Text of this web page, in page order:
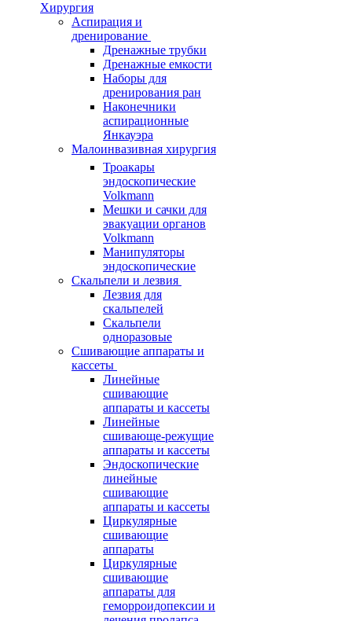
Хирургия
Аспирация и
дренирование
Дренажные трубки
Дренажные емкости
Наборы для
дренирования ран
Наконечники
аспирационные
Янкауэра
Малоинвазивная хирургия
Троакары
эндоскопические
Volkmann
Мешки и сачки для
эвакуации органов
Volkmann
Манипуляторы
эндоскопические
Скальпели и лезвия
Лезвия для
скальпелей
Скальпели
одноразовые
Сшивающие аппараты и
кассеты
Линейные
сшивающие
аппараты и кассеты
Линейные
сшивающе-режущие
аппараты и кассеты
Эндоскопические
линейные
сшивающие
аппараты и кассеты
Циркулярные
сшивающие
аппараты
Циркулярные
сшивающие
аппараты для
геморроидопексии и